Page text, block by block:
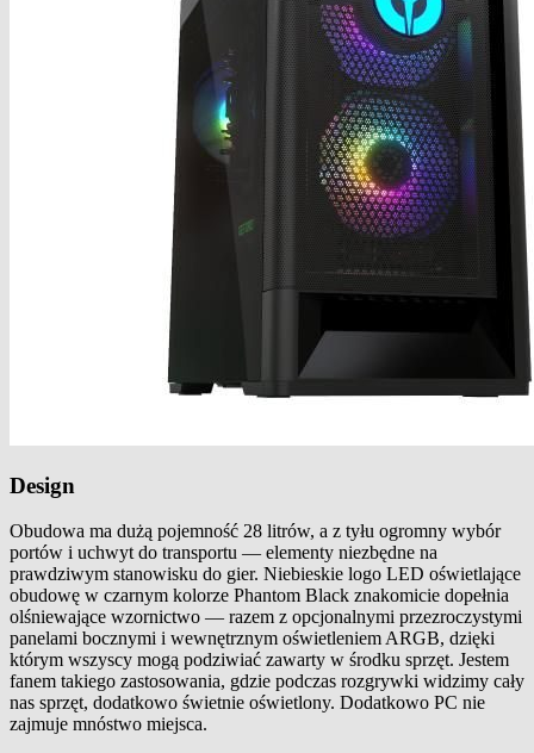
Design
Obudowa ma dużą pojemność 28 litrów, a z tyłu ogromny wybór
portów i uchwyt do transportu — elementy niezbędne na
prawdziwym stanowisku do gier. Niebieskie logo LED oświetlające
obudowę w czarnym kolorze Phantom Black znakomicie dopełnia
olśniewające wzornictwo — razem z opcjonalnymi przezroczystymi
panelami bocznymi i wewnętrznym oświetleniem ARGB, dzięki
którym wszyscy mogą podziwiać zawarty w środku sprzęt. Jestem
fanem takiego zastosowania, gdzie podczas rozgrywki widzimy cały
nas sprzęt, dodatkowo świetnie oświetlony. Dodatkowo PC nie
zajmuje mnóstwo miejsca.